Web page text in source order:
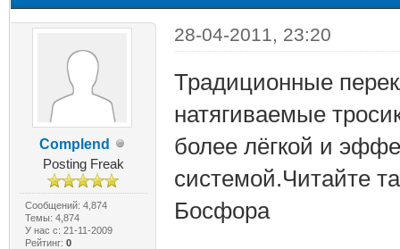
Complend
Posting Freak
Сообщений: 4,874
Темы: 4,874
У нас с: 21-11-2009
Рейтинг: 0
28-04-2011, 23:20
Традиционные
натягиваемые
более лёгкой и
системой.Читайте
Босфора